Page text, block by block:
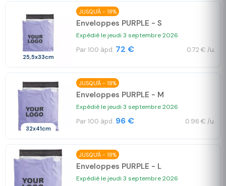
25,5x33cm
JUSQU'À - 18%
Enveloppes PURPLE - S
Expédié le jeudi 3 septembre 2026
Par 100 àpd. 72 € 0.72 € /u.
32x41cm
JUSQU'À - 18%
Enveloppes PURPLE - M
Expédié le jeudi 3 septembre 2026
Par 100 àpd. 96 € 0.96 € /u.
JUSQU'À - 18%
Enveloppes PURPLE - L
Expédié le jeudi 3 septembre 2026